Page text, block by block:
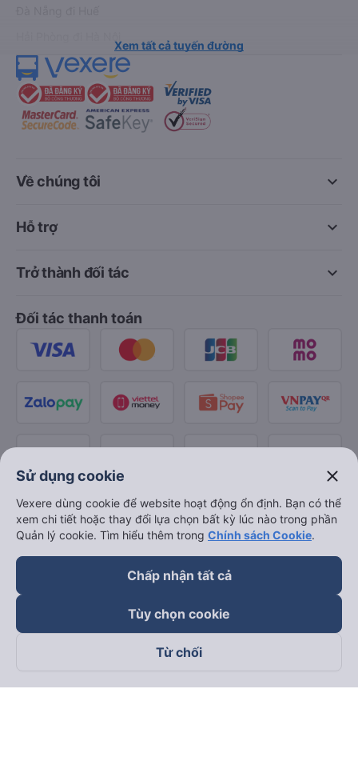
Xem tất cả tuyến đường
keyboard_arrow_down
Về chúng tôi
keyboard_arrow_down
Hỗ trợ
keyboard_arrow_down
Trở thành đối tác
Đối tác thanh toán
Theo dõi chúng tôi trên
Sử dụng cookie close
Vexere dùng cookie để website hoạt động ổn định. Bạn có thể
xem chi tiết hoặc thay đổi lựa chọn bất kỳ lúc nào trong phần
Quản lý cookie. Tìm hiểu thêm trong Chính sách Cookie.
Chấp nhận tất cả
Tùy chọn cookie
Từ chối